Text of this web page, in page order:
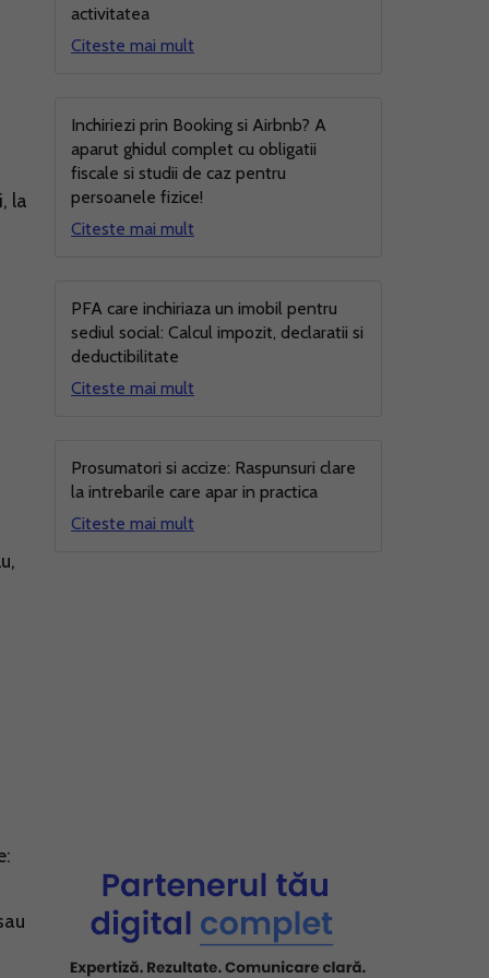
la
activitatea
Citeste mai mult
Inchiriezi prin Booking si Airbnb? A
aparut ghidul complet cu obligatii
fiscale si studii de caz pentru
persoanele fizice!
Citeste mai mult
PFA care inchiriaza un imobil pentru
sediul social: Calcul impozit, declaratii si
deductibilitate
Citeste mai mult
Prosumatori si accize: Raspunsuri clare
la intrebarile care apar in practica
Citeste mai mult